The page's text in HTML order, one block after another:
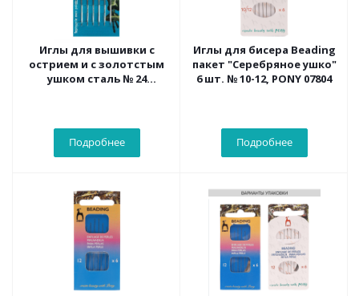
Иглы для вышивки с
острием и с золотстым
ушком сталь № 24
Подробнее
Иглы для бисера Beading
пакет "Серебряное ушко"
6 шт. № 10-12, PONY 07804
Подробнее